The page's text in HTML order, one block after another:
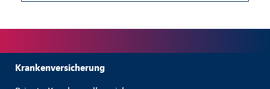
Krankenversicherung